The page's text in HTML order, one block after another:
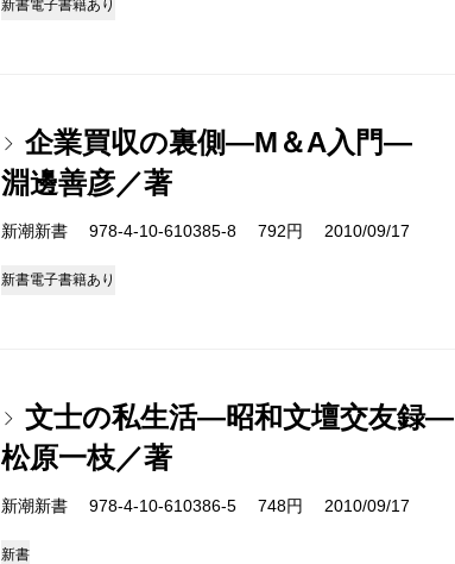
新書電子書籍あり
企業買収の裏側―M＆A入門―
淵邊善彦／著
新潮新書 978-4-10-610385-8 792円 2010/09/17
新書電子書籍あり
文士の私生活―昭和文壇交友録―
松原一枝／著
新潮新書 978-4-10-610386-5 748円 2010/09/17
新書